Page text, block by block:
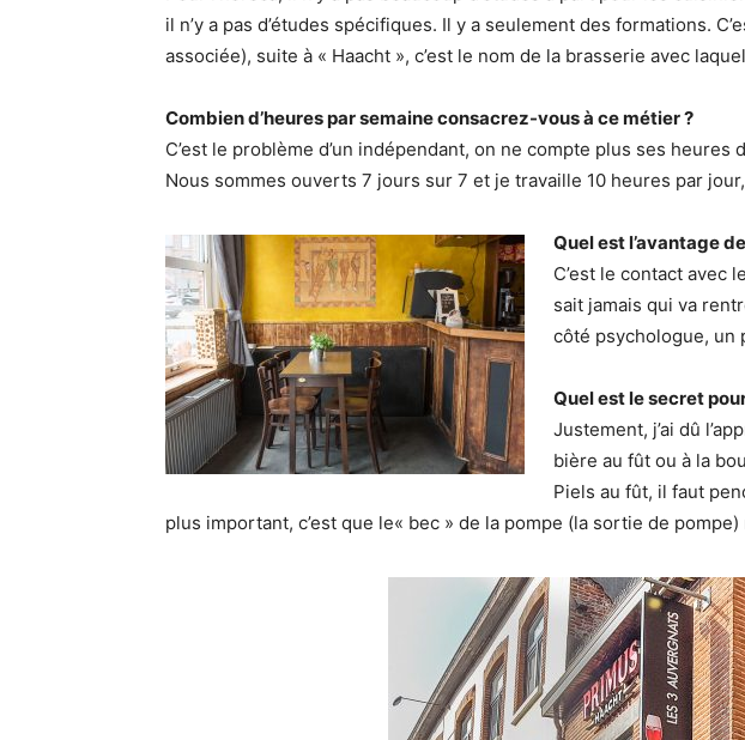
il n’y a pas d’études spécifiques. Il y a seulement des formations.
associée), suite à « Haacht », c’est le nom de la brasserie avec
Combien d’heures par semaine consacrez-vous à ce métier ?
C’est le problème d’un indépendant, on ne compte plus ses
Nous sommes ouverts 7 jours sur 7 et je travaille 10 heures par
Quel est l’avantage
C’est le contact avec
sait jamais qui va
côté psychologue, un
Quel est le secret
Justement, j’ai dû
bière au fût ou à la
Piels au fût, il faut
plus important, c’est que le« bec » de la pompe (la sortie de